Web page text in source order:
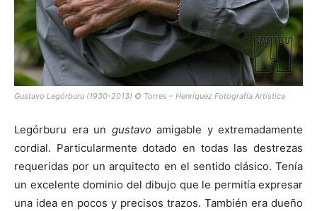
Gustavo Legórburu (1930-2013) © Torres – Henríquez Fotografía Artística
Legórburu era un gustavoamigable y extremadamente
cordial. Particularmente dotado en todas las destrezas
requeridas por un arquitecto en el sentido clásico. Tenía
un excelente dominio del dibujo que le permitía expresar
una idea en pocos y precisos trazos. También era dueño